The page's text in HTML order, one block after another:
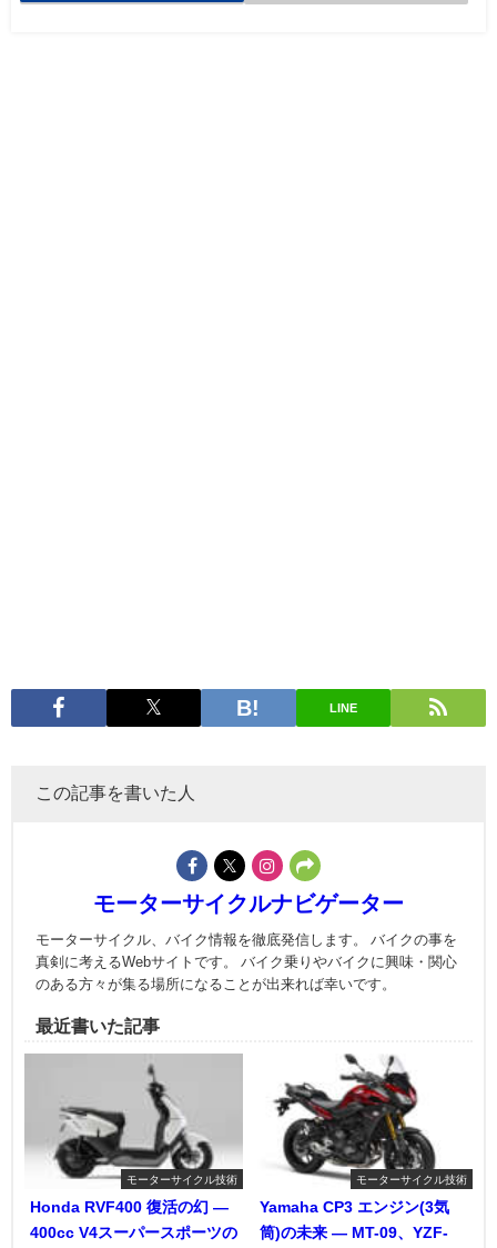
LINE
この記事を書いた人
モーターサイクルナビゲーター
モーターサイクル、バイク情報を徹底発信します。 バイクの事を
真剣に考えるWebサイトです。 バイク乗りやバイクに興味・関心
のある方々が集る場所になることが出来れば幸いです。
最近書いた記事
モーターサイクル技術
Honda RVF400 復活の幻 ―
400cc V4スーパースポーツの
モーターサイクル技術
Yamaha CP3 エンジン(3気
筒)の未来 ― MT-09、YZF-